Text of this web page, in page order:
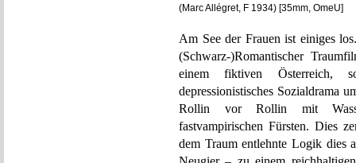
(Marc Allégret, F 1934) [35mm, OmeU]
Am See der Frauen ist einiges
(Schwarz-)Romantischer
einem fiktiven Österreich,
depressionistisches Sozialdrama
Rollin vor Rollin mit
fastvampirischen Fürsten. Dies
dem Traum entlehnte Logik dies